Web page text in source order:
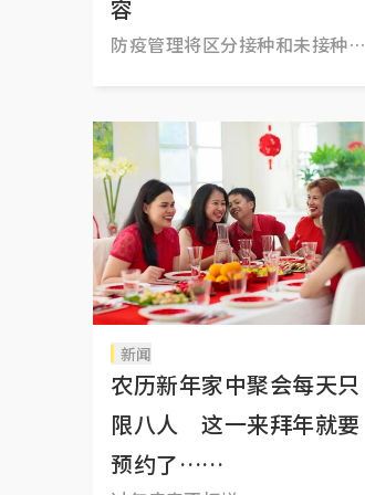
容
防疫管理将区分接种和未接种群
新闻
农历新年家中聚会每天只
限八人 这一来拜年就要
预约了……